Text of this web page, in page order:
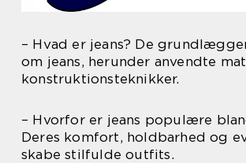
– Hvad er jeans? De
om jeans, herunder anvendte
konstruktionsteknikker.
– Hvorfor er jeans populære
Deres komfort, holdbarhed og
skabe stilfulde outfits.